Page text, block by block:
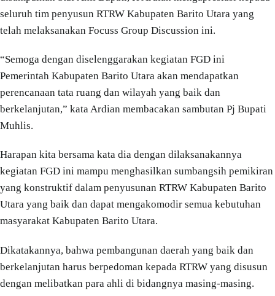
seluruh tim penyusun RTRW Kabupaten Barito Utara yang
telah melaksanakan Focuss Group Discussion ini.
“Semoga dengan diselenggarakan kegiatan FGD ini
Pemerintah Kabupaten Barito Utara akan mendapatkan
perencanaan tata ruang dan wilayah yang baik dan
berkelanjutan,” kata Ardian membacakan sambutan Pj Bupati
Muhlis.
Harapan kita bersama kata dia dengan dilaksanakannya
kegiatan FGD ini mampu menghasilkan sumbangsih pemikiran
yang konstruktif dalam penyusunan RTRW Kabupaten Barito
Utara yang baik dan dapat mengakomodir semua kebutuhan
masyarakat Kabupaten Barito Utara.
Dikatakannya, bahwa pembangunan daerah yang baik dan
berkelanjutan harus berpedoman kepada RTRW yang disusun
dengan melibatkan para ahli di bidangnya masing-masing.